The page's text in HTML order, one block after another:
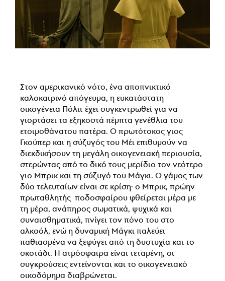
Στον αμερικανικό νότο, ένα αποπνικτικό
καλοκαιρινό απόγευμα, η ευκατάστατη
οικογένεια Πόλιτ έχει συγκεντρωθεί για να
γιορτάσει τα εξηκοστά πέμπτα γενέθλια του
ετοιμοθάνατου πατέρα. Ο πρωτότοκος γιος
Γκούπερ και η σύζυγός του Μέι επιθυμούν να
διεκδικήσουν τη μεγάλη οικογενειακή περιουσία,
στερώντας από το δικό τους μερίδιο τον νεότερο
γιο Μπρικ και τη σύζυγό του Μάγκι. Ο γάμος των
δύο τελευταίων είναι σε κρίση· ο Μπρικ, πρώην
πρωταθλητής ποδοσφαίρου φθείρεται μέρα με
τη μέρα, ανάπηρος σωματικά, ψυχικά και
συναισθηματικά, πνίγει τον πόνο του στο
αλκοόλ, ενώ η δυναμική Μάγκι παλεύει
παθιασμένα να ξεφύγει από τη δυστυχία και το
σκοτάδι. Η ατμόσφαιρα είναι τεταμένη, οι
συγκρούσεις εντείνονται και το οικογενειακό
οικοδόμημα διαβρώνεται.